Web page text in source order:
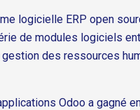
logicielle ERP open
de modules logiciels
gestion des ressources
Odoo a gagné